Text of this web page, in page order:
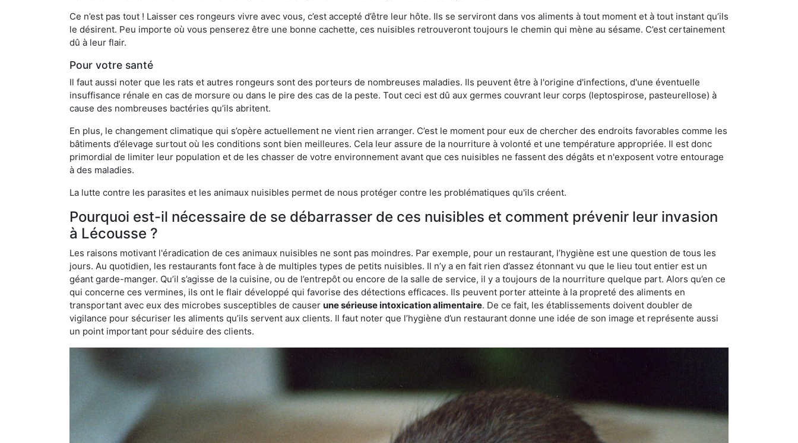
Ce n’est pas tout ! Laisser ces rongeurs vivre avec vous, c’est accepté d’être leur hôte. Ils se serviront dans vos aliments à tout moment et à tout instant qu’ils
le désirent. Peu importe où vous penserez être une bonne cachette, ces nuisibles retrouveront toujours le chemin qui mène au sésame. C’est certainement
dû à leur flair.
Pour votre santé
Il faut aussi noter que les rats et autres rongeurs sont des porteurs de nombreuses maladies. Ils peuvent être à l'origine d'infections, d'une éventuelle
insuffisance rénale en cas de morsure ou dans le pire des cas de la peste. Tout ceci est dû aux germes couvrant leur corps (leptospirose, pasteurellose) à
cause des nombreuses bactéries qu’ils abritent.
En plus, le changement climatique qui s’opère actuellement ne vient rien arranger. C’est le moment pour eux de chercher des endroits favorables comme les
bâtiments d’élevage surtout où les conditions sont bien meilleures. Cela leur assure de la nourriture à volonté et une température appropriée. Il est donc
primordial de limiter leur population et de les chasser de votre environnement avant que ces nuisibles ne fassent des dégâts et n'exposent votre entourage
à des maladies.
La lutte contre les parasites et les animaux nuisibles permet de nous protéger contre les problématiques qu'ils créent.
Pourquoi est-il nécessaire de se débarrasser de ces nuisibles et comment prévenir leur invasion
à Lécousse ?
Les raisons motivant l'éradication de ces animaux nuisibles ne sont pas moindres. Par exemple, pour un restaurant, l’hygiène est une question de tous les
jours. Au quotidien, les restaurants font face à de multiples types de petits nuisibles. Il n’y a en fait rien d’assez étonnant vu que le lieu tout entier est un
géant garde-manger. Qu’il s’agisse de la cuisine, ou de l’entrepôt ou encore de la salle de service, il y a toujours de la nourriture quelque part. Alors qu’en ce
qui concerne ces vermines, ils ont le flair développé qui favorise des détections efficaces. Ils peuvent porter atteinte à la propreté des aliments en
transportant avec eux des microbes susceptibles de causer une sérieuse intoxication alimentaire. De ce fait, les établissements doivent doubler de
vigilance pour sécuriser les aliments qu’ils servent aux clients. Il faut noter que l’hygiène d’un restaurant donne une idée de son image et représente aussi
un point important pour séduire des clients.